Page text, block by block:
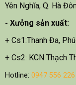
Yên Nghĩa, Q. Hà
- Xưởng sản xuất:
+ Cs1:Thanh Đa,
+ Cs2: KCN Thạch
Hotline: 0947 556 226